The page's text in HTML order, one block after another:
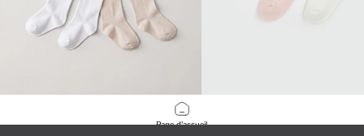
Page d'accueil
Collants Fins Bébé Fille Lot de 2